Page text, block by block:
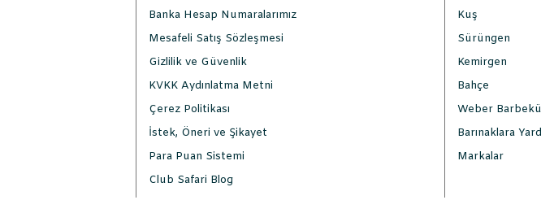
Banka Hesap Numaralarımız
Mesafeli Satış Sözleşmesi
Gizlilik ve Güvenlik
KVKK Aydınlatma Metni
Çerez Politikası
İstek, Öneri ve Şikayet
Para Puan Sistemi
Club Safari Blog
Kuş
Sürüngen
Kemirgen
Bahçe
Weber Barbekü
Barınaklara
Markalar